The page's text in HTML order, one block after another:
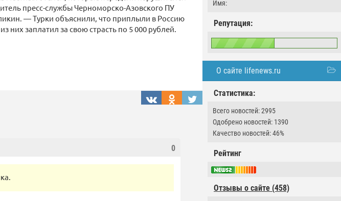
Имя:
Репутация:
О сайте lifenews.ru
Статистика:
Всего новостей: 2995
Одобрено новостей: 1390
Качество новостей: 46%
Рейтинг
Отзывы о сайте (458)
пресс-службы Черноморско-Азовского ПУ
— Турки объяснили, что приплыли в Россию
них заплатил за свою страсть по 5 000 рублей.
0